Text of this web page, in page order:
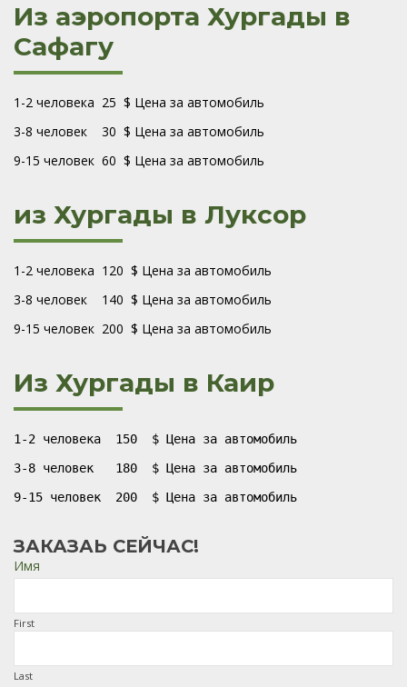
Из аэропорта Хургады в
Сафагу
1-2 человека 25 $ Цена за автомобиль
3-8 человек 30 $ Цена за автомобиль
9-15 человек 60 $ Цена за автомобиль
из Хургады в Луксор
1-2 человека 120 $ Цена за автомобиль
3-8 человек 140 $ Цена за автомобиль
9-15 человек 200 $ Цена за автомобиль
Из Хургады в Каир
1-2 человека 150 $ Цена за автомобиль
3-8 человек 180 $ Цена за автомобиль
9-15 человек 200 $ Цена за автомобиль
ЗАКАЗАЬ СЕЙЧАС!
Имя
First
Last